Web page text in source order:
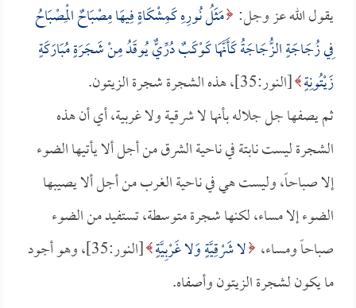
يقول الله عز وجل: مَثَلُ نُورِهِ كَمِشْكَاةٍ فِيهَا مِصْبَاحٌ الْمِصْبَاحُ
فِي زُجَاجَةٍ الزُّجَاجَةُ كَأَنَّهَا كَوْكَبٌ دُرِّيٌّ يُوقَدُ مِنْ شَجَرَةٍ مُبَارَكَةٍ
زَيْتُونِةٍ [النور:35]، هذه الشجرة شجرة الزيتون.
ثم يصفها جل جلاله بأنها لا شرقية ولا غربية، أي أن هذه
الشجرة ليست نابتة في ناحية الشرق من أجل ألا يأتيها الضوء
إلا صباحاً، وليست هي في ناحية الغرب من أجل ألا يصيبها
الضوء إلا مساء، لكنها شجرة متوسطة، تستفيد من الضوء
صباحاً ومساء، لا شَرْقِيَّةٍ وَلا غَرْبِيَّةٍ
[النور:35]، وهو أجود
ما يكون لشجرة الزيتون وأصفاه.